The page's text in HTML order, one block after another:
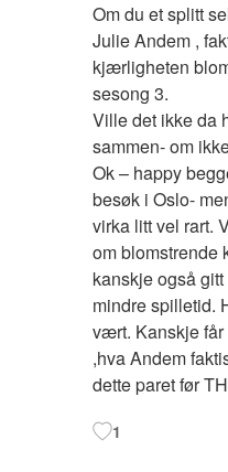
Om du et splitt
Julie Andem ,
kjærligheten
sesong 3.
Ville det ikke da
sammen- om
Ok – happy
besøk i Oslo-
virka litt vel rart.
om
kanskje også
mindre spilletid.
vært. Kanskje
,hva Andem
dette paret før
1